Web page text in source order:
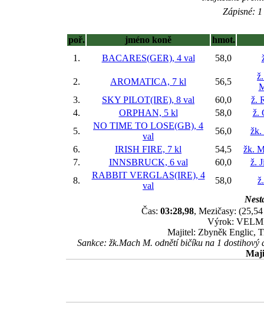
Zápisné:
poř. jméno koně
hmot.
1.
BACARES(GER), 4 val 58,0
2. AROMATICA, 7 kl 56,5
3.
SKY PILOT(IRE), 8 val 60,0
ž.
4.
ORPHAN, 5 kl 58,0
ž.
5.
NO TIME TO LOSE(GB), 4
val
56,0
žk.
6.
IRISH FIRE, 7 kl 54,5
žk.
7.
INNSBRUCK, 6 val 60,0
ž.
8.
RABBIT VERGLAS(IRE), 4
val
58,0
Čas: 03:28,98, Mezičasy:
Výrok:
Majitel: Zbyněk Englic,
Sankce: žk.Mach M. odnětí bičíku na 1